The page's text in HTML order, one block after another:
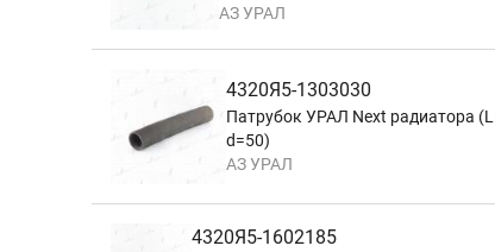
АЗ УРАЛ
4320Я5-1303030
Патрубок УРАЛ Next радиатора
d=50)
АЗ УРАЛ
4320Я5-1602185